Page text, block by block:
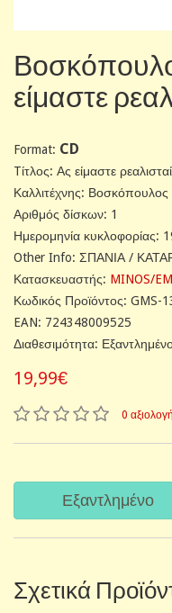
είμαστε
Format: CD
Tίτλος: Ας είμαστε ρεαλισταί
Καλλιτέχνης: Βοσκόπουλος
Αριθμός δίσκων: 1
Ημερομηνία κυκλοφορίας:
Other Info: ΣΠΑΝΙΑ /
Κατασκευαστής: MINOS/
Κωδικός Προϊόντος: GMS-
EAN: 724348009525
Διαθεσιμότητα:
19,99€
0
Εξαντλημένο
Σχετικά